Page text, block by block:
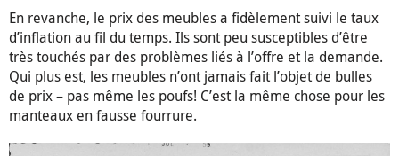
En revanche, le prix des meubles a fidèlement suivi le taux
d’inflation au fil du temps. Ils sont peu susceptibles d’être
très touchés par des problèmes liés à l’offre et la demande.
Qui plus est, les meubles n’ont jamais fait l’objet de bulles
de prix – pas même les poufs! C’est la même chose pour les
manteaux en fausse fourrure.